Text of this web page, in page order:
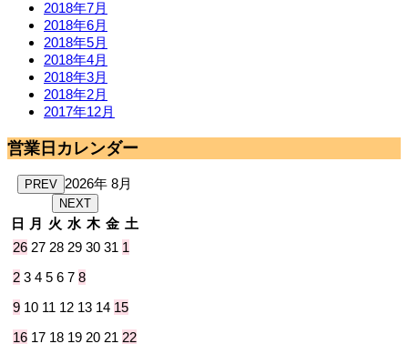
2018年7月
2018年6月
2018年5月
2018年4月
2018年3月
2018年2月
2017年12月
営業日カレンダー
PREV 2026年 8月
NEXT
日 月 火 水 木 金 土
26 27 28 29 30 31 1
2 3 4 5 6 7 8
9 10 11 12 13 14 15
16 17 18 19 20 21 22